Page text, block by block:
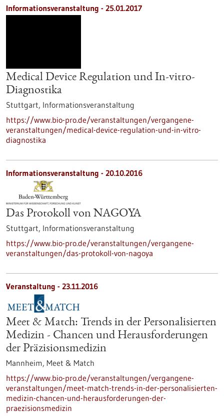
Informationsveranstaltung - 25.01.2017
Medical Device Regulation und In-vitro-
Diagnostika
Stuttgart, Informationsveranstaltung
https://www.bio-pro.de/veranstaltungen/vergangene-
veranstaltungen/medical-device-regulation-und-in-vitro-
diagnostika
Informationsveranstaltung - 20.10.2016
Das Protokoll von NAGOYA
Stuttgart, Informationsveranstaltung
https://www.bio-pro.de/veranstaltungen/vergangene-
veranstaltungen/das-protokoll-von-nagoya
Veranstaltung - 23.11.2016
Meet & Match: Trends in der Personalisierten
Medizin - Chancen und Herausforderungen
der Präzisionsmedizin
Mannheim, Meet & Match
https://www.bio-pro.de/veranstaltungen/vergangene-
veranstaltungen/meet-match-trends-in-der-personalisierten-
medizin-chancen-und-herausforderungen-der-
praezisionsmedizin